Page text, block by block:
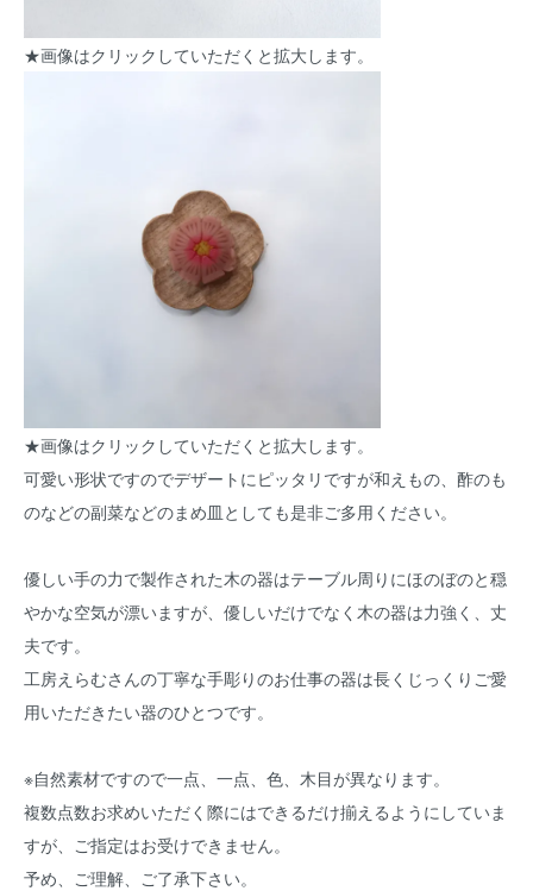
★画像はクリックしていただくと拡大します。
★画像はクリックしていただくと拡大します。
可愛い形状ですのでデザートにピッタリですが和えもの、酢のも
のなどの副菜などのまめ皿としても是非ご多用ください。
優しい手の力で製作された木の器はテーブル周りにほのぼのと穏
やかな空気が漂いますが、優しいだけでなく木の器は力強く、丈
夫です。
工房えらむさんの丁寧な手彫りのお仕事の器は長くじっくりご愛
用いただきたい器のひとつです。
※自然素材ですので一点、一点、色、木目が異なります。
複数点数お求めいただく際にはできるだけ揃えるようにしていま
すが、ご指定はお受けできません。
予め、ご理解、ご了承下さい。